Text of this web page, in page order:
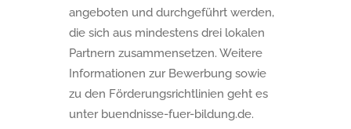
angeboten und durchgeführt werden,
die sich aus mindestens drei lokalen
Partnern zusammensetzen. Weitere
Informationen zur Bewerbung sowie
zu den Förderungsrichtlinien geht es
unter buendnisse-fuer-bildung.de.